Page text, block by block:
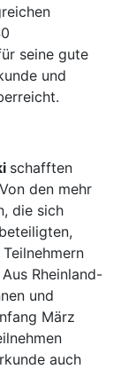
seine gute
und
schafften
den mehr
die sich
Rheinland-
und
März
auch